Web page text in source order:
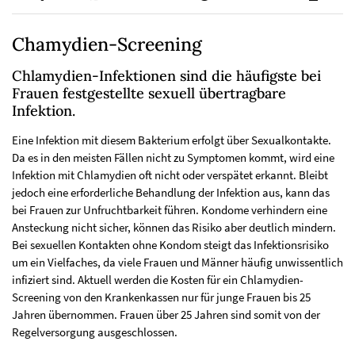
Chamydien-Screening
Chlamydien-Infektionen sind die häufigste bei
Frauen festgestellte sexuell übertragbare
Infektion.
Eine Infektion mit diesem Bakterium erfolgt über Sexualkontakte.
Da es in den meisten Fällen nicht zu Symptomen kommt, wird eine
Infektion mit Chlamydien oft nicht oder verspätet erkannt. Bleibt
jedoch eine erforderliche Behandlung der Infektion aus, kann das
bei Frauen zur Unfruchtbarkeit führen. Kondome verhindern eine
Ansteckung nicht sicher, können das Risiko aber deutlich mindern.
Bei sexuellen Kontakten ohne Kondom steigt das Infektionsrisiko
um ein Vielfaches, da viele Frauen und Männer häufig unwissentlich
infiziert sind. Aktuell werden die Kosten für ein Chlamydien-
Screening von den Krankenkassen nur für junge Frauen bis 25
Jahren übernommen. Frauen über 25 Jahren sind somit von der
Regelversorgung ausgeschlossen.